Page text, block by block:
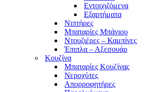
Εντοιχιζόμενα
Εξαρτήματα
Νιπτήρες
Μπαταρίες Μπάνιου
Ντουζιέρες – Καμπίνες
Έπιπλα – Αξεσουάρ
Κουζίνα
Μπαταρίες Κουζίνας
Νεροχύτες
Απορροφητήρες